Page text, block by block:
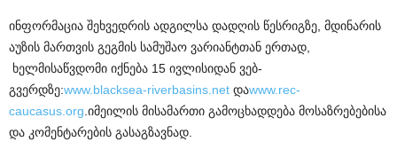
ინფორმაცია შეხვედრის ადგილსა დადღის წესრიგზე, მდინარის
აუზის მართვის გეგმის სამუშაო ვარიანტთან ერთად,
ხელმისაწვდომი იქნება 15 ივლისიდან ვებ-
გვერდზე:www.blacksea-riverbasins.net დაwww.rec-
caucasus.org.იმეილის მისამართი გამოცხადდება მოსაზრებებისა
და კომენტარების გასაგზავნად.